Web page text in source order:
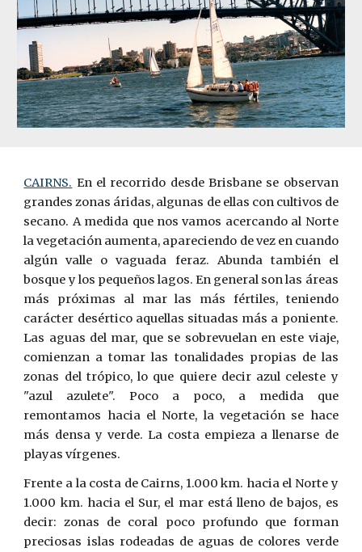
CAIRNS. En el recorrido desde Brisbane se observan
grandes zonas áridas, algunas de ellas con cultivos de
secano. A medida que nos vamos acercando al Nor­te
la vegetación aumenta, apareciendo de vez en cuando
algún valle o vaguada feraz. Abunda también el
bosque y los pequeños lagos. En general son las áreas
más próximas al mar las más fértiles, teniendo
carácter desértico aquellas situadas más a poniente.
Las aguas del mar, que se sobrevuelan en este viaje,
comienzan a tomar las tonalidades propias de las
zonas del trópico, lo que quiere decir azul celeste y
"azul azulete". Poco a poco, a medida que
remontamos hacia el Norte, la vegetación se hace
más densa y verde. La cos­ta empieza a llenarse de
playas vírgenes.
Frente a la costa de Cairns, 1.000 km. hacia el Norte y
1.000 km. hacia el Sur, el mar está lleno de bajos, es
decir: zonas de coral poco profundo que forman
preciosas islas rodeadas de aguas de colores verde